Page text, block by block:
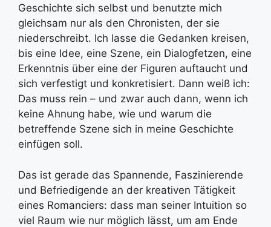
Geschichte sich selbst und benutzte mich
gleichsam nur als den Chronisten, der sie
niederschreibt. Ich lasse die Gedanken kreisen,
bis eine Idee, eine Szene, ein Dialogfetzen, eine
Erkenntnis über eine der Figuren auftaucht und
sich verfestigt und konkretisiert. Dann weiß ich:
Das muss rein – und zwar auch dann, wenn ich
keine Ahnung habe, wie und warum die
betreffende Szene sich in meine Geschichte
einfügen soll.
Das ist gerade das Spannende, Faszinierende
und Befriedigende an der kreativen Tätigkeit
eines Romanciers: dass man seiner Intuition so
viel Raum wie nur möglich lässt, um am Ende